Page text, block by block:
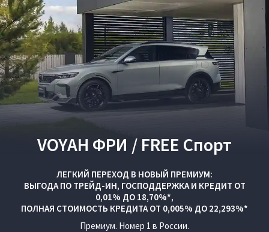
VOYAH ФРИ / FREE Спорт
ЛЕГКИЙ ПЕРЕХОД В НОВЫЙ ПРЕМИУМ:
ВЫГОДА ПО ТРЕЙД-ИН, ГОСПОДДЕРЖКАИ КРЕДИТ ОТ
0,01% ДО 18,70%*,
ПОЛНАЯ СТОИМОСТЬ КРЕДИТА ОТ 0,005% ДО 22,293%*
Премиум. Номер 1 в России.